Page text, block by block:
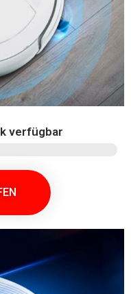
verfügbar